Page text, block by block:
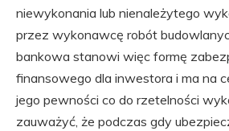
niewykonania lub nienależytego
przez wykonawcę robót
bankowa stanowi więc formę
finansowego dla inwestora i ma na
jego pewności co do rzetelności
zauważyć, że podczas gdy